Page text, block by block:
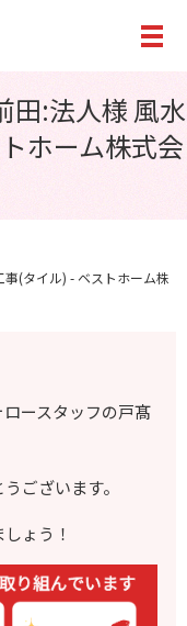
メ
田:法人様 風水
ホーム株式会
事(タイル) - ベストホーム株
ースタッフの戸髙
ございます。
ょう！